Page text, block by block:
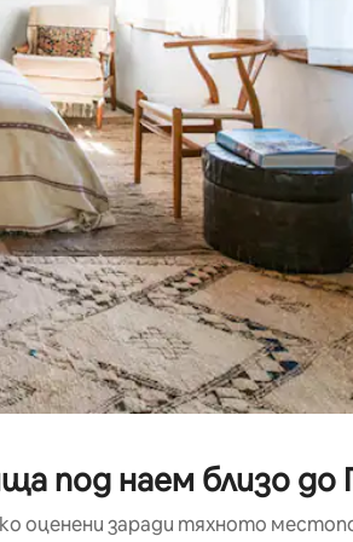
под наем близо до
оценени заради тяхното